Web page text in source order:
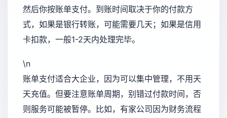
然后你按账单支付。到账时间取决于你的付款方
式，如果是银行转账，可能需要几天；如果是信用
卡扣款，一般1-2天内处理完毕。
\n
账单支付适合大企业，因为可以集中管理，不用天
天充值。但要注意账单周期，别错过付款时间，否
则服务可能被暂停。比如，有家公司因为财务流程